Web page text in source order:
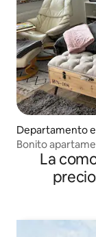
Departamento
Bonito
La